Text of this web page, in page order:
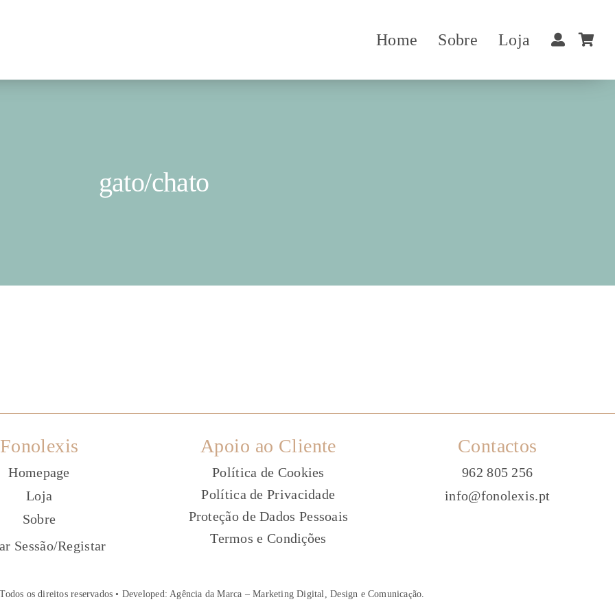
Home Sobre Loja
gato/chato
Fonolexis
Homepage
Loja
Sobre
Sessão/Registar
Apoio ao Cliente
Política de Cookies
Política de Privacidade
Proteção de Dados Pessoais
Termos e Condições
Contactos
962 805 256
info@fonolexis.pt
os direitos reservados • Developed:Agência da Marca – Marketing Digital, Design e Comunicação.